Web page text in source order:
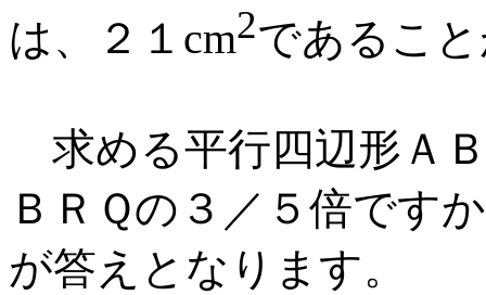
は、２１cm2であるこ
求める平行四辺形Ａ
ＢＲＱの３／５倍です
が答えとなります。